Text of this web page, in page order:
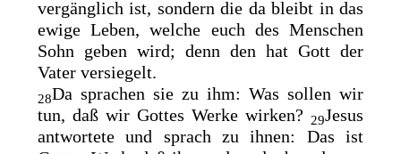
vergänglich ist, sondern die da bleibt in das
ewige Leben, welche euch des Menschen
Sohn geben wird; denn den hat Gott der
Vaterversiegelt.
28Da sprachen sie zu ihm: Was sollen wir
tun, daß wir Gottes Werke wirken?
29Jesus
antwortete und sprach zu ihnen: Das ist